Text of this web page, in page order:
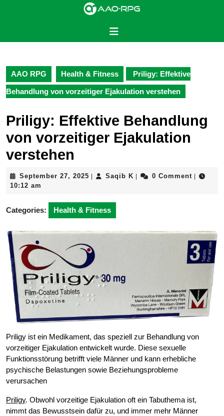
AAO RPG Health & Fitness Priligy: Effektive
Behandlung von vorzeitiger Ejakulation verstehen
Priligy: Effektive Behandlung
von vorzeitiger Ejakulation
verstehen
September 27, 2025 September
| Saqib K Saqib
| 0 Comment |
10:12 am
Categories: Health & Fitness
Priligy ist ein Medikament, das speziell zur Behandlung von
vorzeitiger Ejakulation entwickelt wurde. Diese sexuelle
Funktionsstörung betrifft viele Männer und kann erhebliche
psychische Belastungen sowie Beziehungsprobleme
verursachen
Priligy. Obwohl vorzeitige Ejakulation oft ein Tabuthema ist,
nimmt das Bewusstsein dafür zu, und immer mehr Männer